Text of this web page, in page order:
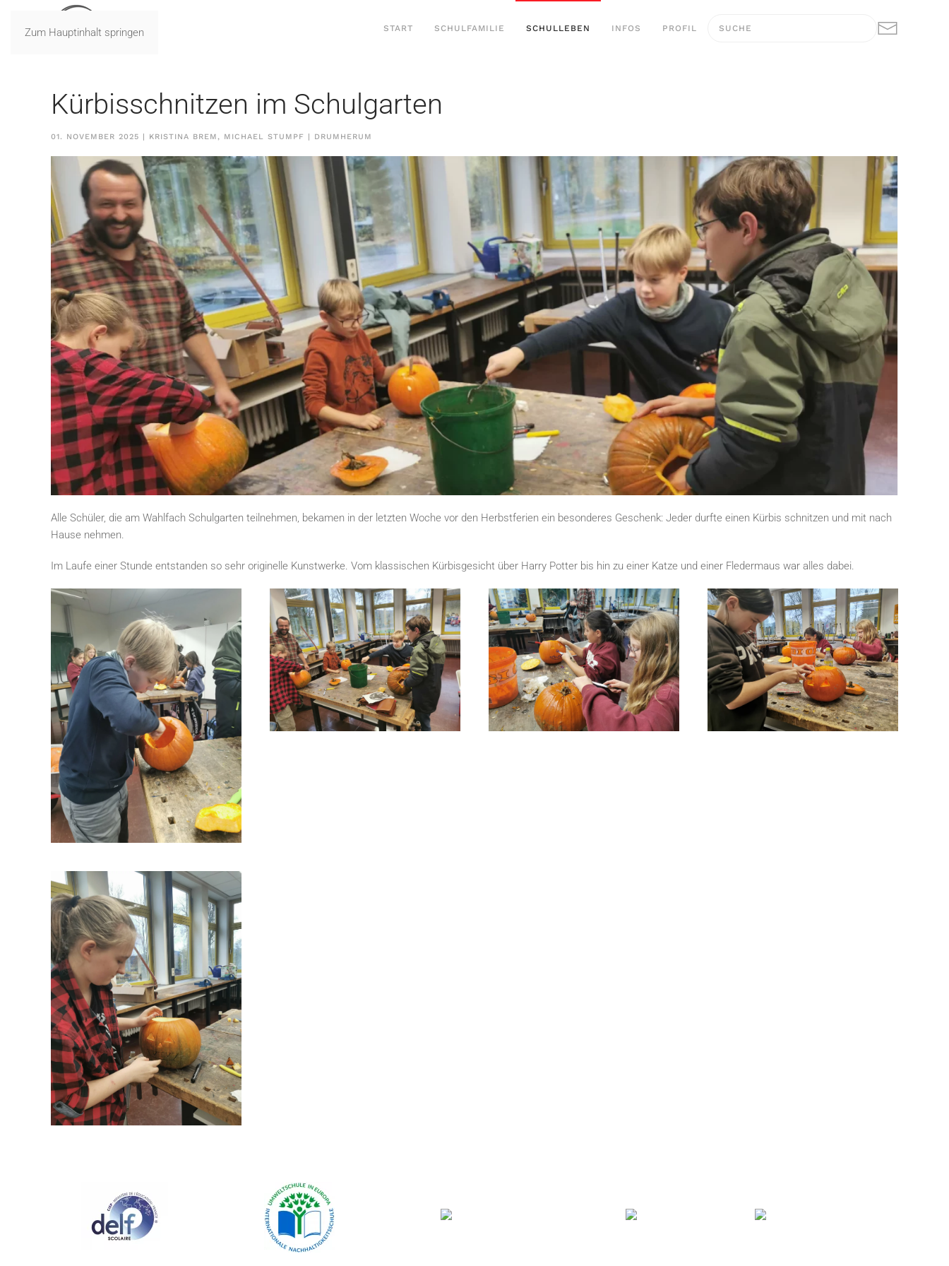
Zum Hauptinhalt springen START SCHULFAMILIE SCHULLEBEN INFOS PROFIL
Kürbisschnitzen im Schulgarten
01. NOVEMBER 2025 | KRISTINA BREM, MICHAEL STUMPF | DRUMHERUM
Alle Schüler, die am Wahlfach Schulgarten teilnehmen, bekamen in der letzten Woche vor den Herbstferien ein besonderes Geschenk: Jeder durfte einen Kürbis schnitzen und mit nach
Hause nehmen.
Im Laufe einer Stunde entstanden so sehr originelle Kunstwerke. Vom klassischen Kürbisgesicht über Harry Potter bis hin zu einer Katze und einer Fledermaus war alles dabei.
GRÖSSER ANZEIGEN
GRÖSSER ANZEIGEN GRÖSSER ANZEIGEN GRÖSSER ANZEIGEN
GRÖSSER ANZEIGEN